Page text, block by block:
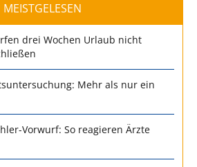
MEISTGELESEN
drei Wochen Urlaub nicht
Mehr als nur ein
Vorwurf: So reagieren Ärzte